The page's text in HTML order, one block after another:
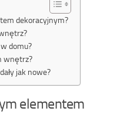
dekoracyjnym?
domu?
wnętrz?
jak nowe?
elementem